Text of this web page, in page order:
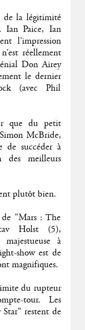
de la légitimité
Ian Paice, Ian
l’impression
réellement
Don Airey
le dernier
(avec Phil
que du petit
McBride,
de succéder à
des meilleurs
plutôt bien.
de "Mars : The
Holst (5),
à
show est de
magnifiques.
du rupteur
tour. Les
Star" restent de